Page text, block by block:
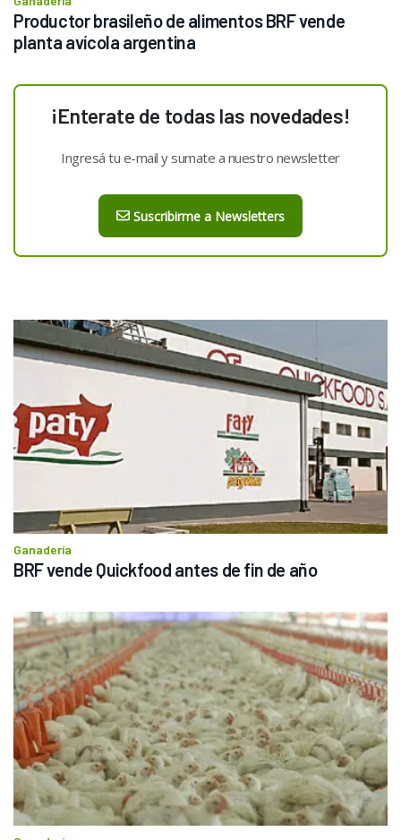
Productor brasileño de alimentos BRF vende
planta avícola argentina
¡Enterate de todas las novedades!
Ingresá tu e-mail y sumate a nuestro newsletter
Suscribirme a Newsletters
Ganadería
BRF vende Quickfood antes de fin de año